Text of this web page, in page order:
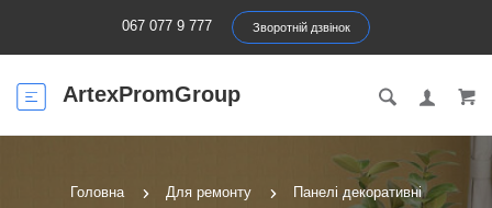
067 077 9 777 Зворотній дзвінок
ArtexPromGroup
Головна Для ремонту
Панелі декоративні